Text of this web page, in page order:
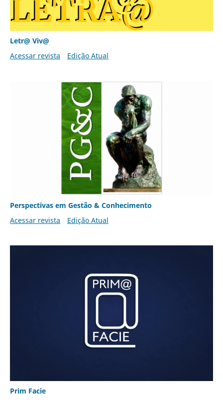
Letr@ Viv@
Acessar revista
Edição Atual
Perspectivas em Gestão & Conhecimento
Acessar revista
Edição Atual
Prim Facie